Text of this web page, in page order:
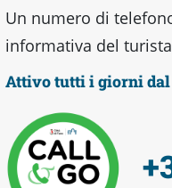
Un numero di
informativa del
Attivo tutti i giorni